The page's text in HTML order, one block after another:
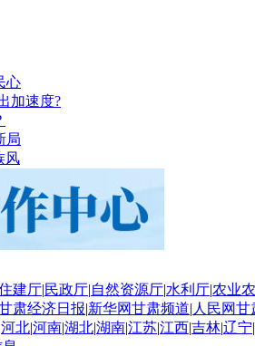
心
加速度?
局
风
建厅|民政厅|自然资源厅|水利厅|农业
肃经济日报|新华网甘肃频道| 人民网甘
河北|河南|湖北|湖南|江苏|江西|吉林|辽宁|